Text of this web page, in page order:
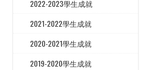
2022-2023學生成就
2021-2022學生成就
2020-2021學生成就
2019-2020學生成就